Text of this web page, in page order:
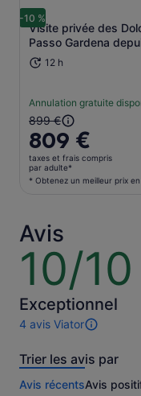
-10 %
Visite privée des
Passo Gardena
12 h
Annulation gratuite
Le
prix
précédent
était
de
le
prix
actuel
est
de
809 €
par
* Obtenez
un
899 €
809 €
taxes et frais compris
par adulte*
* Obtenez un meilleur prix
Avis
10/10
10
10
Exceptionnel
4 avis Viator
4 avis
cette
Plus
Trier les avis par
Avis récentsAvis